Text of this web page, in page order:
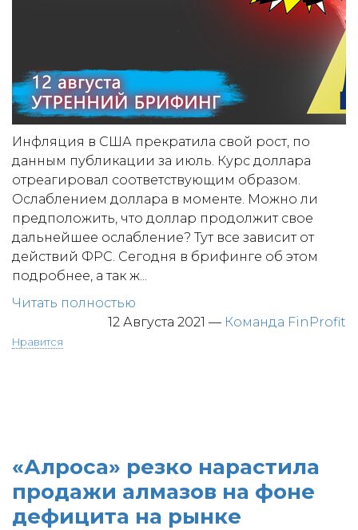
Инфляция в США прекратила свой рост, по
данным публикации за июль. Курс доллара
отреагировал соответствующим образом.
Ослаблением доллара в моменте. Можно ли
предположить, что доллар продолжит свое
дальнейшее ослабление? Тут все зависит от
действий ФРС. Сегодня в брифинге об этом
подробнее, а так ж...
Читать полностью
12 Августа 2021 — Команда FinProfit
Нравится
«Алроса» резко нарастила
продажи алмазов на фоне
дефицита на рынке